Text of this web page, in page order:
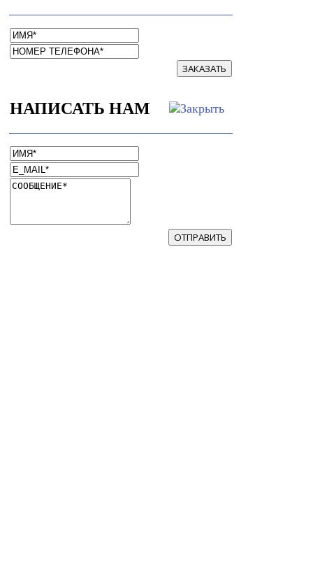
ЗАКАЗАТЬ
НАПИСАТЬ НАМ
ОТПРАВИТЬ